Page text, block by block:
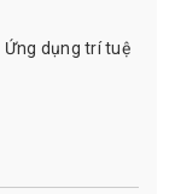
Ứng dụng trí tuệ